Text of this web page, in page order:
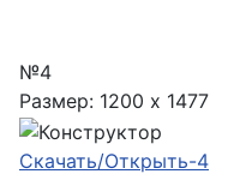
№4
Размер: 1200 x 1477
Скачать/Открыть-4